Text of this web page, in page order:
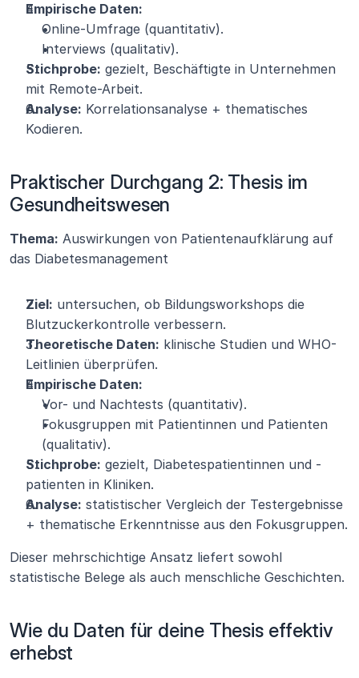
Empirische Daten:
Online-Umfrage (quantitativ).
Interviews (qualitativ).
Stichprobe: gezielt, Beschäftigte in Unternehmen
mit Remote-Arbeit.
Analyse: Korrelationsanalyse + thematisches
Kodieren.
Praktischer Durchgang 2: Thesis im
Gesundheitswesen
Thema: Auswirkungen von Patientenaufklärung auf
das Diabetesmanagement
Ziel: untersuchen, ob Bildungsworkshops die
Blutzuckerkontrolle verbessern.
Theoretische Daten: klinische Studien und WHO-
Leitlinien überprüfen.
Empirische Daten:
Vor- und Nachtests (quantitativ).
Fokusgruppen mit Patientinnen und Patienten
(qualitativ).
Stichprobe: gezielt, Diabetespatientinnen und -
patienten in Kliniken.
Analyse: statistischer Vergleich der Testergebnisse
+ thematische Erkenntnisse aus den Fokusgruppen.
Dieser mehrschichtige Ansatz liefert sowohl
statistische Belege als auch menschliche Geschichten.
Wie du Daten für deine Thesis effektiv
erhebst